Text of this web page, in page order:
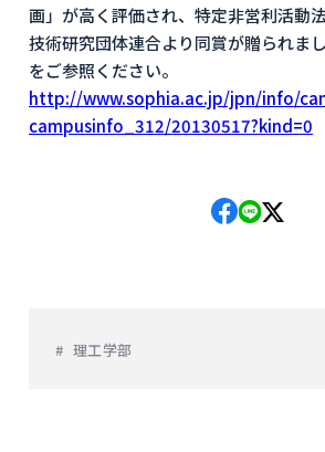
画」が高く評価され、特定非営利活動
技術研究団体連合より同賞が贈られま
をご参照ください。
http://www.sophia.ac.jp/jpn/info/
campusinfo_312/20130517?kind=0
理工学部